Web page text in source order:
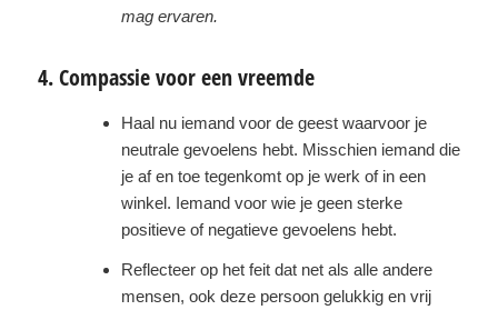
mag ervaren.
4. Compassie voor een vreemde
Haal nu iemand voor de geest waarvoor je
neutrale gevoelens hebt. Misschien iemand die
je af en toe tegenkomt op je werk of in een
winkel. Iemand voor wie je geen sterke
positieve of negatieve gevoelens hebt.
Reflecteer op het feit dat net als alle andere
mensen, ook deze persoon gelukkig en vrij